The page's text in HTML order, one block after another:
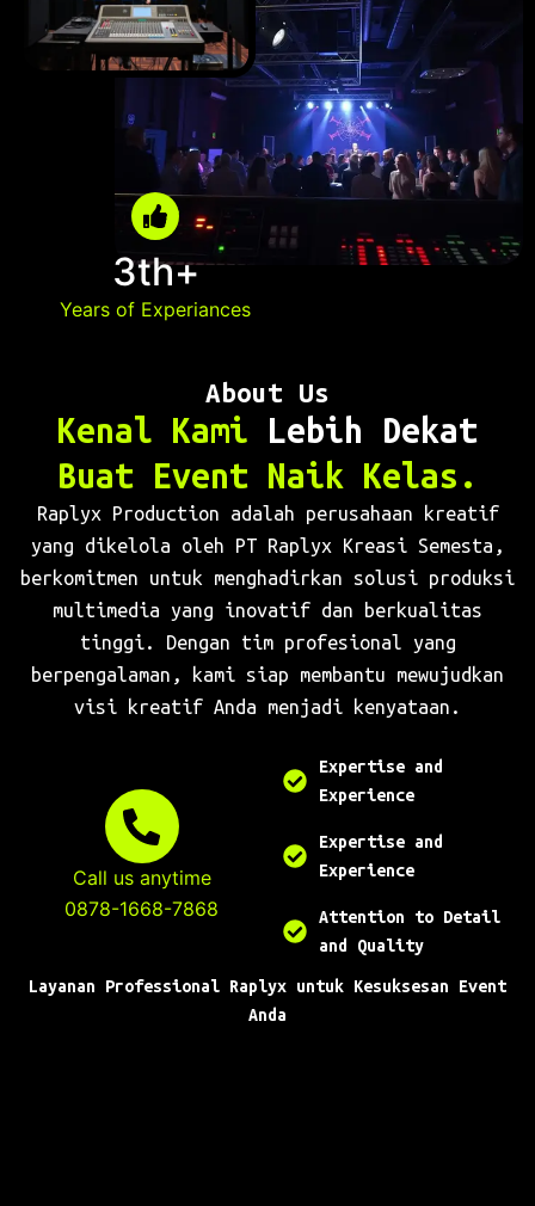
3th+
Years of Experiances
About Us
Kenal Kami Lebih Dekat
Buat Event Naik Kelas.
Raplyx Production adalah perusahaan kreatif
yang dikelola oleh PT Raplyx Kreasi Semesta,
berkomitmen untuk menghadirkan solusi produksi
multimedia yang inovatif dan berkualitas
tinggi. Dengan tim profesional yang
berpengalaman, kami siap membantu mewujudkan
visi kreatif Anda menjadi kenyataan.
Call us anytime
0878-1668-7868
Expertise and
Experience
Expertise and
Experience
Attention to Detail
and Quality
Layanan Professional Raplyx untuk Kesuksesan Event
Anda